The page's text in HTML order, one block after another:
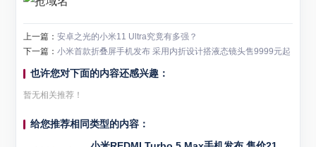
上一篇：安卓之光的小米11 Ultra究竟有多强？
下一篇：小米首款折叠屏手机发布 采用内折设计搭液态镜头售9999元起
也许您对下面的内容还感兴趣：
暂无相关推荐！
给您推荐相同类型的内容：